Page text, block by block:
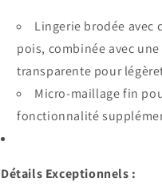
Lingerie brodée avec
pois, combinée avec
transparente pour
Micro-maillage fin
fonctionnalité
Détails Exceptionnels :